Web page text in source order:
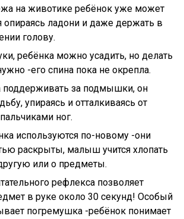
на животике ребёнок уже может
опираясь ладони и даже держать в
голову.
ребёнка можно усадить, но делать
-его спина пока не окрепла.
поддерживать за подмышки, он
упираясь и отталкиваясь от
ног.
используются по-новому -они
раскрыты, малыш учится хлопать
или о предметы.
рефлекса позволяет
в руке около 30 секунд! Особый
погремушка -ребёнок понимает